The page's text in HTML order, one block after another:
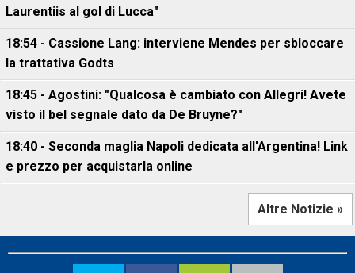
Laurentiis al gol di Lucca"
18:54 - Cassione Lang: interviene Mendes per sbloccare
la trattativa Godts
18:45 - Agostini: "Qualcosa è cambiato con Allegri! Avete
visto il bel segnale dato da De Bruyne?"
18:40 - Seconda maglia Napoli dedicata all'Argentina! Link
e prezzo per acquistarla online
Altre Notizie »